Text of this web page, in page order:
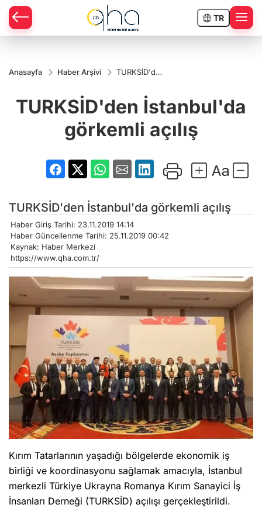
TR
Anasayfa Haber Arşivi
TURKSİD'den
TURKSİD'den İstanbul'da
görkemli açılış
TURKSİD'den İstanbul'da görkemli açılış
Haber Giriş Tarihi: 23.11.2019 14:14
Haber Güncellenme Tarihi: 25.11.2019 00:42
Kaynak: Haber Merkezi
https://www.qha.com.tr/
Kırım Tatarlarının yaşadığı bölgelerde ekonomik iş
birliği ve koordinasyonu sağlamak amacıyla, İstanbul
merkezli Türkiye Ukrayna Romanya Kırım Sanayici İş
İnsanları Derneği (TURKSİD) açılışı gerçekleştirildi.